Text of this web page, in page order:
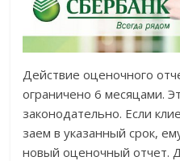
Действие оценочного
ограничено 6 месяцами.
законодательно. Если
заем в указанный срок,
новый оценочный отчет.